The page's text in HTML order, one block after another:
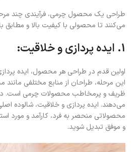
طراحی یک محصول چرمی، فرآیندی چند
می‌کنند تا محصولی با کیفیت بالا و مطابق
1. ایده پردازی و خلاقیت:
اولین قدم در طراحی هر محصول، ایده
این مرحله، طراحان از منابع مختلفی
ظریف و پرمخاطب محصولات چرمی است. در
می‌دهند. ایده پردازی و خلاقیت، شالوده
محصولاتی منحصر به فرد، کارآمد و مورد
و موفق تبدیل شوید.